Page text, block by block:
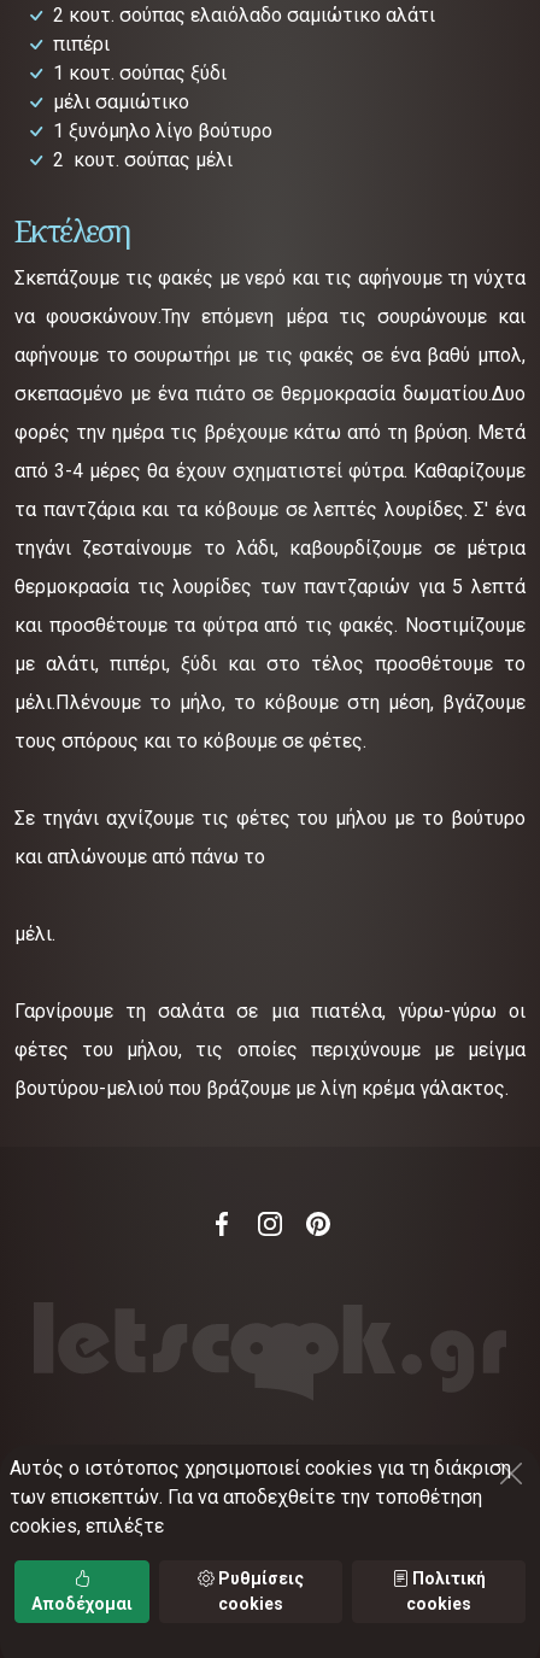
2 κουτ. σούπας ελαιόλαδο σαμιώτικο αλάτι
πιπέρι
1 κουτ. σούπας ξύδι
μέλι σαμιώτικο
1 ξυνόμηλο λίγο βούτυρο
2 κουτ. σούπας μέλι
Εκτέλεση
Σκεπάζουμε τις φακές με νερό και τις αφήνουμε τη νύχτα
να φουσκώνουν.Την επόμενη μέρα τις σουρώνουμε και
αφήνουμε το σουρωτήρι με τις φακές σε ένα βαθύ μπολ,
σκεπασμένο με ένα πιάτο σε θερμοκρασία δωματίου.Δυο
φορές την ημέρα τις βρέχουμε κάτω από τη βρύση. Μετά
από 3-4 μέρες θα έχουν σχηματιστεί φύτρα. Καθαρίζουμε
τα παντζάρια και τα κόβουμε σε λεπτές λουρίδες. Σ' ένα
τηγάνι ζεσταίνουμε το λάδι, καβουρδίζουμε σε μέτρια
θερμοκρασία τις λουρίδες των παντζαριών για 5 λεπτά
και προσθέτουμε τα φύτρα από τις φακές. Νοστιμίζουμε
με αλάτι, πιπέρι, ξύδι και στο τέλος προσθέτουμε το
μέλι.Πλένουμε το μήλο, το κόβουμε στη μέση, βγάζουμε
τους σπόρους και το κόβουμε σε φέτες.
Σε τηγάνι αχνίζουμε τις φέτες του μήλου με το βούτυρο
και απλώνουμε από πάνω το
μέλι.
Γαρνίρουμε τη σαλάτα σε μια πιατέλα, γύρω-γύρω οι
φέτες του μήλου, τις οποίες περιχύνουμε με μείγμα
βουτύρου-μελιού που βράζουμε με λίγη κρέμα γάλακτος.
©2012-2026 LETSCOOK.GRΑριθμός ΓΕΜΗ:
021375326001
Όροι χρήσης•Πολιτική απορρήτου
cookies• Ρυθμίσεις cookies
Αυτός ο ιστότοπος χρησιμοποιεί cookies για τη διάκριση
των επισκεπτών. Για να αποδεχθείτε την τοποθέτηση
cookies, επιλέξτε
Αποδέχομαι
Ρυθμίσεις
cookies
Πολιτική
cookies